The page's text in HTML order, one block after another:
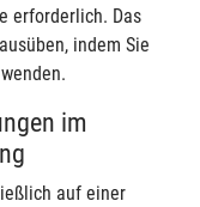
erforderlich. Das
indem Sie
im
auf einer